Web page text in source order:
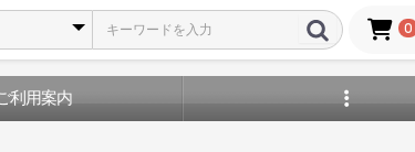
0
利用案内